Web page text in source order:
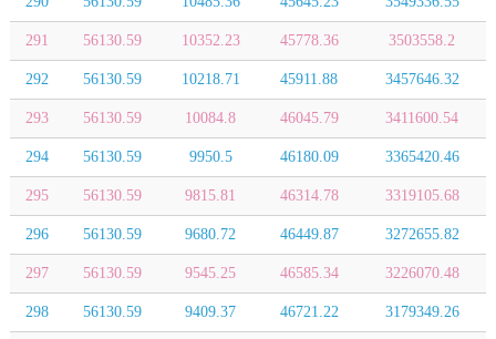
291 56130.59 10352.23 45778.36 3503558.2
292 56130.59 10218.71 45911.88 3457646.32
293 56130.59 10084.8 46045.79 3411600.54
294 56130.59 9950.5 46180.09 3365420.46
295 56130.59 9815.81 46314.78 3319105.68
296 56130.59 9680.72 46449.87 3272655.82
297 56130.59 9545.25 46585.34 3226070.48
298 56130.59 9409.37 46721.22 3179349.26